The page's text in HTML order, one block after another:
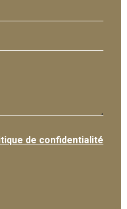
de confidentialité